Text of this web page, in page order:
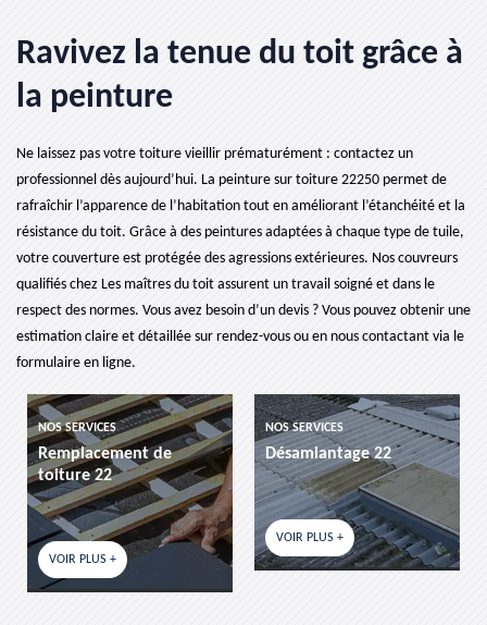
Ravivez la tenue du toit grâce à
la peinture
Ne laissez pas votre toiture vieillir prématurément : contactez un
professionnel dès aujourd’hui. La peinture sur toiture 22250 permet de
rafraîchir l’apparence de l’habitation tout en améliorant l’étanchéité et la
résistance du toit. Grâce à des peintures adaptées à chaque type de tuile,
votre couverture est protégée des agressions extérieures. Nos couvreurs
qualifiés chez Les maîtres du toit assurent un travail soigné et dans le
respect des normes. Vous avez besoin d’un devis ? Vous pouvez obtenir une
estimation claire et détaillée sur rendez-vous ou en nous contactant via le
formulaire en ligne.
NOS SERVICES
Remplacement de
toiture 22
VOIR PLUS +
NOS SERVICES
Désamiantage 22
VOIR PLUS +